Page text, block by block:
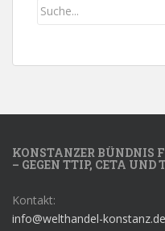
KONSTANZER BÜNDNIS
– GEGEN TTIP, CETA UND
Kontakt:
info@welthandel-konstanz.de